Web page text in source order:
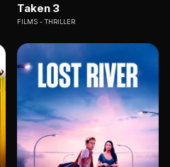
Taken 3
FILMS THRILLER